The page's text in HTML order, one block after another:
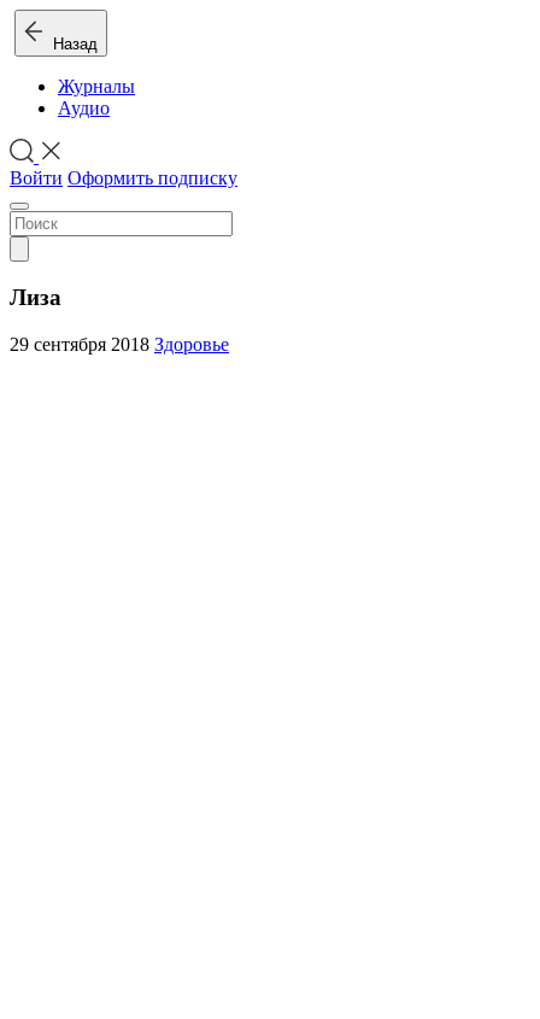
Назад
Журналы
Аудио
Войти Оформить подписку
Лиза
29 сентября 2018 Здоровье